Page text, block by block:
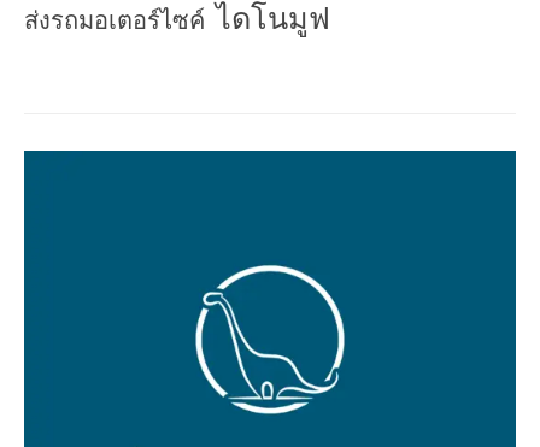
ส่งรถมอเตอร์ไซค์ ไดโนมูฟ